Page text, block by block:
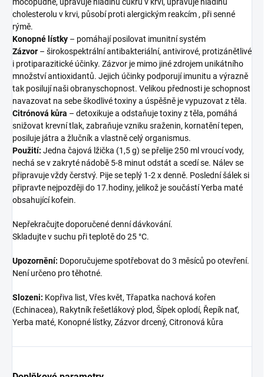
močopudně, upravuje hladinu cukru v krvi, upravuje hladinu
cholesterolu v krvi, působí proti alergickým reakcím , při senné
rýmě.
Konopné lístky – pomáhají posilovat imunitní systém
Zázvor – širokospektrální antibakteriální, antivirové, protizánětlivé
i protiparazitické účinky. Zázvor je mimo jiné zdrojem unikátního
množství antioxidantů. Jejich účinky podporují imunitu a výrazně
tak posilují naši obranyschopnost. Velikou přednosti je schopnost
navazovat na sebe škodlivé toxiny a úspěšně je vypuzovat z těla.
Citrónová kůra – detoxikuje a odstaňuje toxiny z těla, pomáhá
snižovat krevní tlak, zabraňuje vzniku sraženin, kornatění tepen,
posiluje játra a žlučník a vlastně celý organismus.
Použití: Jedna čajová lžička (1,5 g) se přelije 250 ml vroucí vody,
nechá se v zakryté nádobě 5-8 minut odstát a scedí se. Nálev se
připravuje vždy čerstvý. Pije se teplý 1-2 x denně. Poslední šálek si
připravte nejpozději do 17.hodiny, jelikož je součástí Yerba maté
obsahující kofein.
Nepřekračujte doporučené denní dávkování.
Skladujte v suchu při teplotě do 25 °C.
Upozornění: Doporučujeme spotřebovat do 3 měsíců po otevření.
Není určeno pro těhotné.
Slozeni: Kopřiva list, Vřes květ, Třapatka nachová kořen
(Echinacea), Rakytník řešetlákový plod, Šípek oplodí, Řepík nať,
Yerba maté, Konopné lístky, Zázvor drcený, Citronová kůra